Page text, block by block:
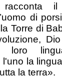
il
di
Torre di
loro
la
la terra».